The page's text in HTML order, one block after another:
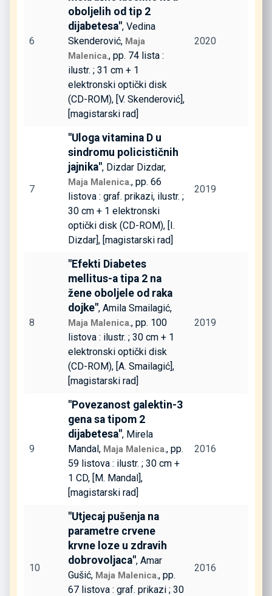
6
oboljelih od tip 2
dijabetesa", Vedina
Skenderović, Maja
Malenica., pp. 74 lista :
ilustr. ; 31 cm + 1
elektronski optički disk
(CD-ROM), [V. Skenderović],
[magistarski rad]
2020
7
"Uloga vitamina D u
sindromu policističnih
jajnika", Dizdar Dizdar,
Maja Malenica., pp. 66
listova : graf. prikazi, ilustr. ;
30 cm + 1 elektronski
optički disk (CD-ROM), [I.
Dizdar], [magistarski rad]
2019
8
"Efekti Diabetes
mellitus-a tipa 2 na
žene oboljele od raka
dojke", Amila Smailagić,
Maja Malenica., pp. 100
listova : ilustr. ; 30 cm + 1
elektronski optički disk
(CD-ROM), [A. Smailagić],
[magistarski rad]
2019
9
"Povezanost galektin-3
gena sa tipom 2
dijabetesa", Mirela
Mandal, Maja Malenica., pp.
59 listova : ilustr. ; 30 cm +
1 CD, [M. Mandal],
[magistarski rad]
2016
10
"Utjecaj pušenja na
parametre crvene
krvne loze u zdravih
dobrovoljaca", Amar
Gušić, Maja Malenica., pp.
67 listova : graf. prikazi ; 30
2016